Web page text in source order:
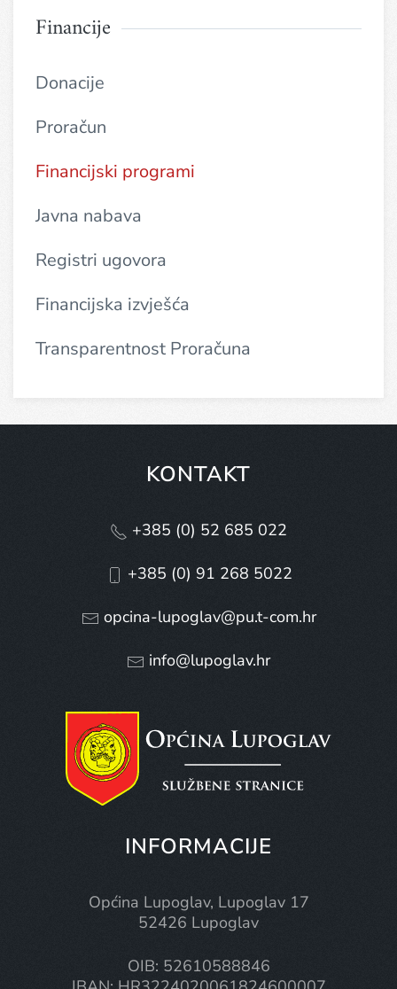
Financije
Donacije
Proračun
Financijski programi
Javna nabava
Registri ugovora
Financijska izvješća
Transparentnost Proračuna
KONTAKT
+385 (0) 52 685 022
+385 (0) 91 268 5022
opcina-lupoglav@pu.t-com.hr
info@lupoglav.hr
INFORMACIJE
Općina Lupoglav, Lupoglav 17
52426 Lupoglav
OIB: 52610588846